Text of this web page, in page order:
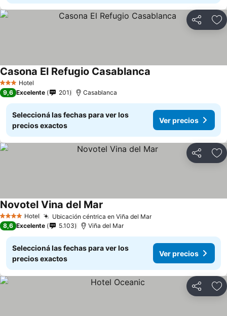
Compartir
3 Estrellas
Hotel
Casona El Refugio Casablanca
9,6 Excelente 201 Casablanca
Seleccioná las fechas para ver los
precios exactos
Ver precios
Compartir
4 EstrellasHotel Ubicación céntrica en Viña del Mar
Novotel Vina del Mar
8,6 Excelente 5.103 Viña del Mar
Seleccioná las fechas para ver los
precios exactos
Ver precios
Compartir